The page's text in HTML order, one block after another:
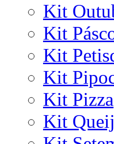
Kit
Kit
Kit
Kit
Kit Pizza
Kit